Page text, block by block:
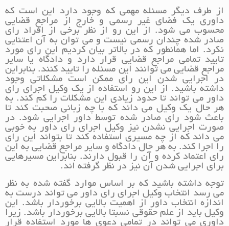
از طرف دیگر مسئله مهمی که وجود دارد این است که
داوری یک فضای غیر رسمی و خارج از مراجع قضایی
محسوب می شود. از این رو از نظر برخی از افراد رای
صادر شده چندان رسمی نیست و می توان به آن اعتنایی
نکرد. اما همانطور که در بالاتر بیان کردیم این رای مورد
تایید تمامی مراجع قضایی قرار دارد و دادگاه یا سایر
مراجع قضایی می توانند این مسئله را تایید کنند. بنابراین
در اجرایی شدن این رای ممکن است مشکلاتی وجود
داشته باشید. از این رو استفاده از یک وکیل اجرای رای
داور می تواند تا حدود زیادی این مشکلات را کم کند. به
هر حال یک وکیل می داند که با چه زبانی صحبت کند تا
باعث شود رای صادر شده توسط داور اجرایی شود. در
صورت اجرایی نشدن نیز وکیل اجرای رای داور به خوبی
می داند که از چه مسیری استفاده کند تا بتواند این رای
را اجرا کند. به هر حال دادگاه و سایر مراجع قضایی به این
رای اعتماد کرده و آن را قبول دارند. بنابراین مسیرهایی
برای اجرایی شدن آن نیز در نظر گرفته اند.
توجه داشته باشید که بر اساس موارد گفته شده به نظر
می رسد انتخاب وکیل اجرای رای داور می تواند درست به
اندازه انتخاب داور از اهمیت بالایی برخوردار باشد. این
وکیل باید از علم حقوقی نسبتا بالایی برخوردار باشد. زیرا
داوری می تواند در تمامی دعوی ها مورد استفاده قرار